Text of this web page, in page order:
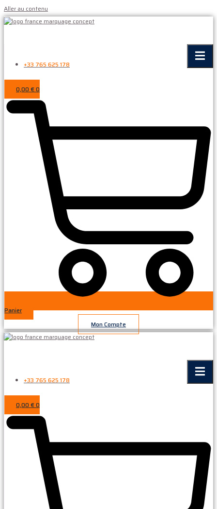
Aller au contenu
+33 765 625 178
0,00 €0
Panier
Mon Compte
+33 765 625 178
0,00 €0